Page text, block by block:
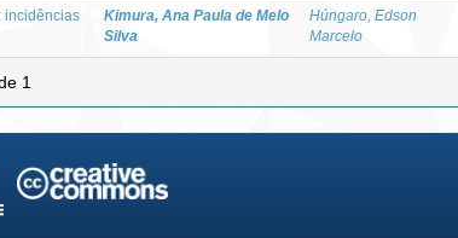
incidências
Kimura, Ana Paula de Melo
Silva
Húngaro, Edson
Marcelo
1